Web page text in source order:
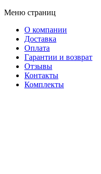
Меню страниц
О компании
Доставка
Оплата
Гарантии и возврат
Отзывы
Контакты
Комплекты